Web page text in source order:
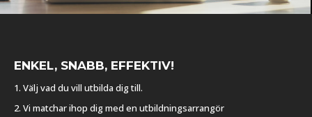
ENKEL, SNABB, EFFEKTIV!
1. Välj vad du vill utbilda dig till.
2. Vi matchar ihop dig med en utbildningsarrangör